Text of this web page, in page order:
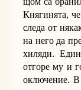
Княгинята,
следа от
на него да
хиляди.
отгоре му и
оключение. В